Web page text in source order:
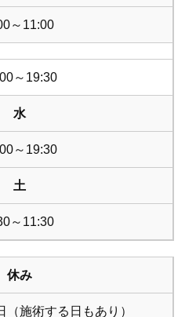
～11:00
～19:30
水
～19:30
土
～11:30
休み
（施術する日もあり）